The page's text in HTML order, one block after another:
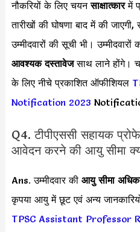
नौकरियों के लिए चयनसाक्षात्कारमें
तारीखों की घोषणा बाद में की
उम्मीदवारों की सूची भी। उम्मीदवारों
आवश्यक दस्तावेजसाथ लाने होंगे।
के लिए नीचे प्रकाशित ऑफीशियल
Notification 2023
Q4. टीपीएससी सहायक
आवेदन करने की आयु सीमा
Ans. उम्मीदवार की आयु सीमा
कृपया आयु में छूट एवं अन्य
TPSC Assistant Professor